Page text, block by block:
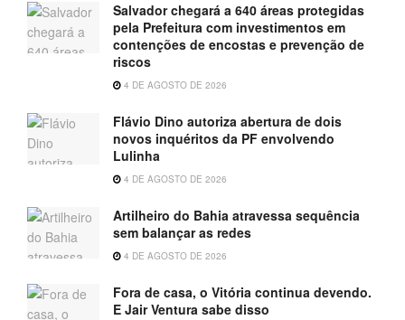
Salvador chegará a 640 áreas protegidas
pela Prefeitura com investimentos em
contenções de encostas e prevenção de
riscos
4 DE AGOSTO DE 2026
Flávio Dino autoriza abertura de dois
novos inquéritos da PF envolvendo
Lulinha
4 DE AGOSTO DE 2026
Artilheiro do Bahia atravessa sequência
sem balançar as redes
4 DE AGOSTO DE 2026
Fora de casa, o Vitória continua devendo.
E Jair Ventura sabe disso